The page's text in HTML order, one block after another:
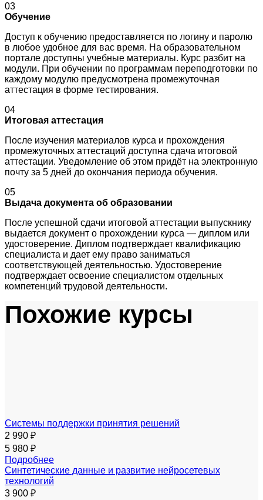
03
Обучение
Доступ к обучению предоставляется по логину и паролю
в любое удобное для вас время. На образовательном
портале доступны учебные материалы. Курс разбит на
модули. При обучении по программам переподготовки по
каждому модулю предусмотрена промежуточная
аттестация в форме тестирования.
04
Итоговая аттестация
После изучения материалов курса и прохождения
промежуточных аттестаций доступна сдача итоговой
аттестации. Уведомление об этом придёт на электронную
почту за 5 дней до окончания периода обучения.
05
Выдача документа об образовании
После успешной сдачи итоговой аттестации выпускнику
выдается документ о прохождении курса — диплом или
удостоверение. Диплом подтверждает квалификацию
специалиста и дает ему право заниматься
соответствующей деятельностью. Удостоверение
подтверждает освоение специалистом отдельных
компетенций трудовой деятельности.
Похожие курсы
Системы поддержки принятия решений
2 990 ₽
5 980 ₽
Подробнее
Синтетические данные и развитие нейросетевых
технологий
3 900 ₽